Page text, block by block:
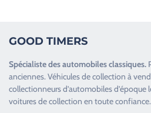
GOOD TIMERS
Spécialiste desautomobiles classiques.
anciennes.Véhicules de collection à
collectionneurs d’automobiles d’époque
voitures de collection en toute confiance.